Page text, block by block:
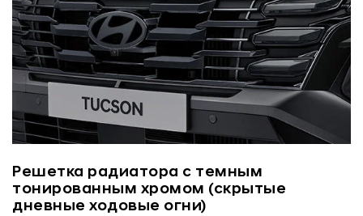
Решетка радиатора с темным
тонированным хромом (скрытые
дневные ходовые огни)